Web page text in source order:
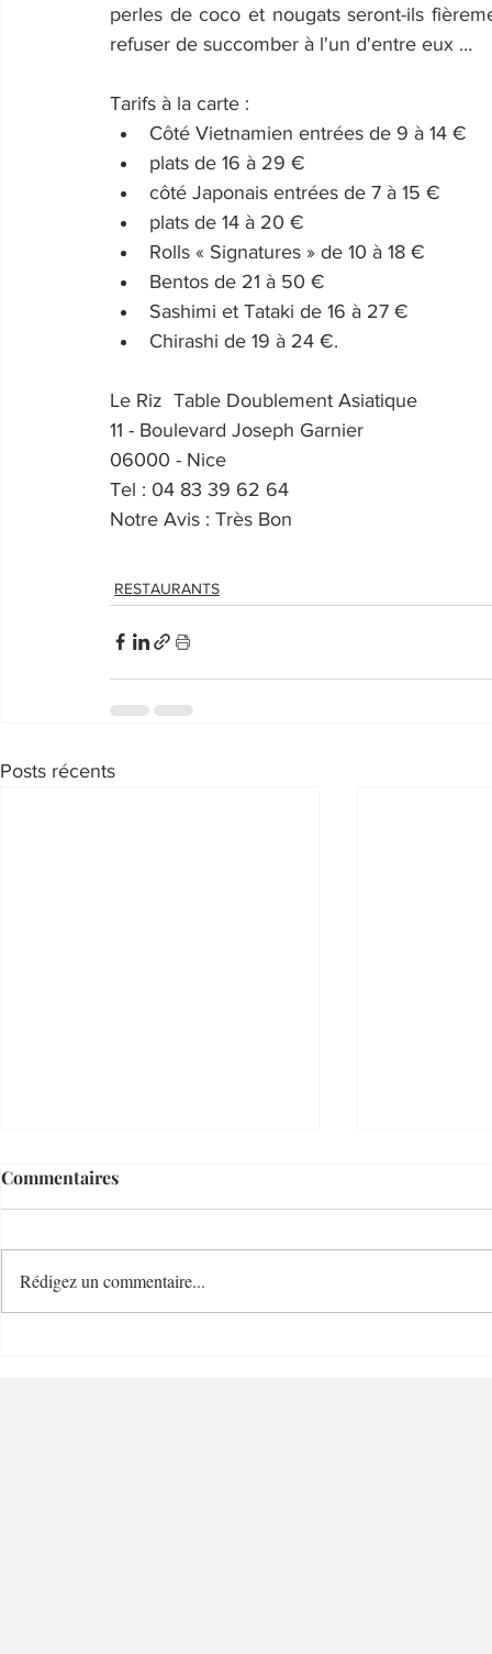
perles de coco et nougats seront-ils
refuser de succomber à l'un d'entre eux …
Tarifs à la carte :
Côté Vietnamien entrées de 9 à 14 €
plats de 16 à 29 €
côté Japonais entrées de 7 à 15 €
plats de 14 à 20 €
Rolls « Signatures » de 10 à 18 €
Bentos de 21 à 50 €
Sashimi et Tataki de 16 à 27 €
Chirashi de 19 à 24 €.
Le Riz  Table Doublement Asiatique
11 - Boulevard Joseph Garnier
06000 - Nice
Tel : 04 83 39 62 64
Notre Avis : Très Bon
RESTAURANTS
Posts récents
Commentaires
Rédigez un commentaire...